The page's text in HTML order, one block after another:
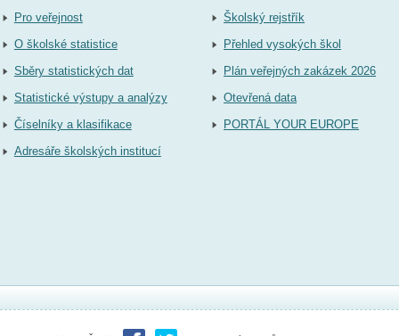
Pro veřejnost
O školské statistice
Sběry statistických dat
Statistické výstupy a analýzy
Číselníky a klasifikace
Adresáře školských institucí
Školský rejstřík
Přehled vysokých škol
Plán veřejných zakázek 2026
Otevřená data
PORTÁL YOUR EUROPE